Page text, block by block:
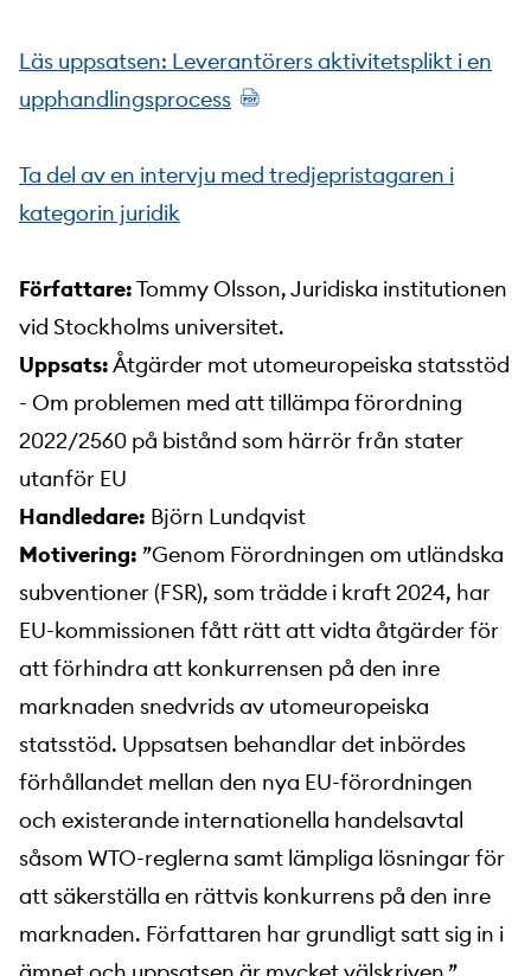
Läs uppsatsen: Leverantörers aktivitetsplikt i en
upphandlingsprocess
Ta del av en intervju med tredjepristagaren i
kategorin juridik
Författare:Tommy Olsson, Juridiska institutionen
vid Stockholms universitet.
Uppsats:Åtgärder mot utomeuropeiska statsstöd
- Om problemen med att tillämpa förordning
2022/2560 på bistånd som härrör från stater
utanför EU
Handledare: Björn Lundqvist
Motivering: ”Genom Förordningen om utländska
subventioner (FSR), som trädde i kraft 2024, har
EU-kommissionen fått rätt att vidta åtgärder för
att förhindra att konkurrensen på den inre
marknaden snedvrids av utomeuropeiska
statsstöd. Uppsatsen behandlar det inbördes
förhållandet mellan den nya EU-förordningen
och existerande internationella handelsavtal
såsom WTO-reglerna samt lämpliga lösningar för
att säkerställa en rättvis konkurrens på den inre
marknaden. Författaren har grundligt satt sig in i